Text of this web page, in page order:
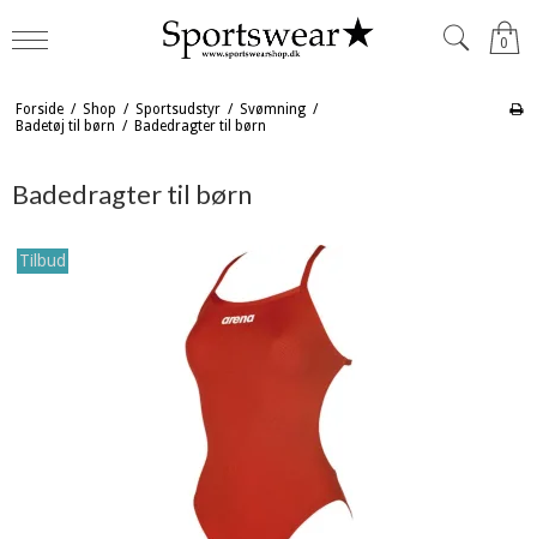
0
Forside / Shop / Sportsudstyr / Svømning /
Badetøj til børn / Badedragter til børn
Badedragter til børn
Tilbud